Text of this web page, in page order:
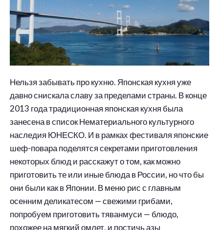
Нельзя забывать про кухню. Японская кухня уже
давно снискала славу за пределами страны. В конце
2013 года традиционная японская кухня была
занесена в список Нематериального культурного
наследия ЮНЕСКО. И в рамках фестиваля японские
шеф-повара поделятся секретами приготовления
некоторых блюд и расскажут о том, как можно
приготовить те или иные блюда в России, но что бы
они были как в Японии. В меню рис с главным
осенним деликатесом — свежими грибами,
попробуем приготовить тяванмуси — блюдо,
похожее на мягкий омлет, и постичь азы